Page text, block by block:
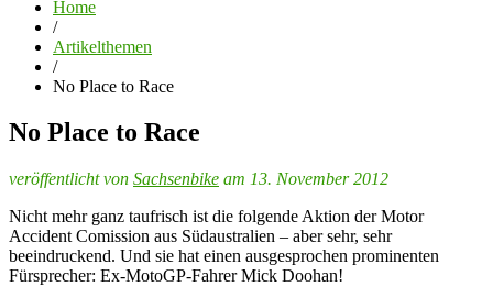
Home
/
Artikelthemen
/
No Place to Race
No Place to Race
veröffentlicht von Sachsenbike am 13. November 2012
Nicht mehr ganz taufrisch ist die folgende Aktion der Motor
Accident Comission aus Südaustralien – aber sehr, sehr
beeindruckend. Und sie hat einen ausgesprochen prominenten
Fürsprecher: Ex-MotoGP-Fahrer Mick Doohan!